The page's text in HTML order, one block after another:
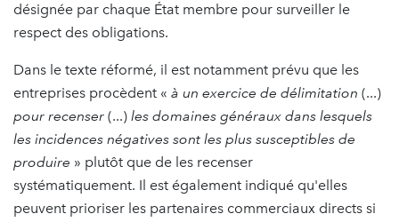
désignée par chaque État membre pour surveiller le
respect des obligations.
Dans le texte réformé, il est notamment prévu que les
entreprises procèdent « à un exercice de délimitation (...)
pour recenser (...) les domaines généraux dans lesquels
les incidences négatives sont les plus susceptibles de
produire » plutôt que de les recenser
systématiquement. Il est également indiqué qu'elles
peuvent prioriser les partenaires commerciaux directs si